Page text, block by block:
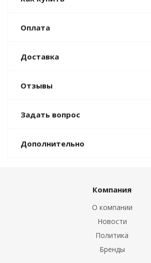
Оплата
Доставка
Отзывы
Задать вопрос
Дополнительно
Компания
О компании
Новости
Политика
Бренды